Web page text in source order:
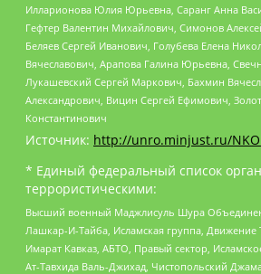
Илларионова Юлия Юрьевна, Саранг Анна
Гефтер Валентин Михайлович, Симонов
Беляев Сергей Иванович, Голубева Елена
Вячеславович, Арапова Галина Юрьевна,
Лукашевский Сергей Маркович, Бахмин
Александрович, Вицин Сергей Ефимович,
Константинович
Источник: http://unro.minjust.ru/
* Единый федеральный список
террористическими:
Высший военный Маджлисуль Шура
Лашкар-И-Тайба, Исламская группа,
Имарат Кавказ, АБТО, Правый сектор,
Ат-Тавхида Валь-Джихад, Чистопольский